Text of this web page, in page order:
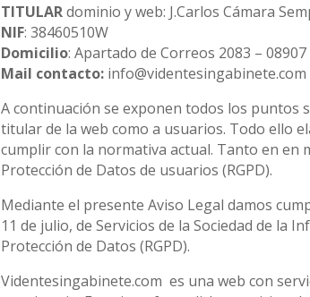
TITULARdominio y web: J.Carlos Cámara
NIF: 38460510W
Domicilio: Apartado de Correos 2083 –
Mail contacto:info@videntesingabinete.com
A continuación se exponen todos los puntos
titular de la web como a usuarios. Todo ello
cumplir con la normativa actual. Tanto en en
Protección de Datos de usuarios (RGPD).
Mediante el presente Aviso Legal damos
11 de julio, de Servicios de la Sociedad de la
Protección de Datos (RGPD).
Videntesingabinete.com es una web con